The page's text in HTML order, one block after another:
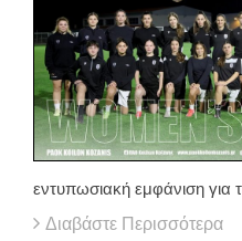
εντυπωσιακή εμφάνιση για
Διαβάστε Περισσότερα